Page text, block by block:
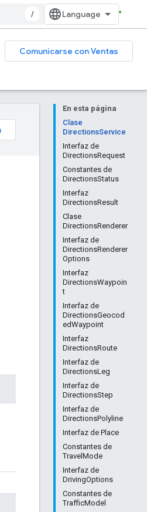
/
Comunicarse con Ventas
En esta página
Clase
DirectionsService
Interfaz de
DirectionsRequest
Constantes de
DirectionsStatus
Interfaz
DirectionsResult
Clase
DirectionsRenderer
Interfaz de
DirectionsRenderer
Options
Interfaz
DirectionsWaypoin
t
Interfaz de
DirectionsGeocod
edWaypoint
Interfaz
DirectionsRoute
Interfaz de
DirectionsLeg
Interfaz de
DirectionsStep
Interfaz de
DirectionsPolyline
Interfaz de Place
Constantes de
TravelMode
Interfaz de
DrivingOptions
Constantes de
TrafficModel